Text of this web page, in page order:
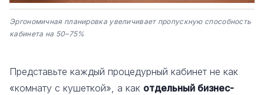
Эргономичная планировка увеличивает пропускную способность
кабинета на 50–75%
Представьте каждый процедурный кабинет не как
«комнату с кушеткой», а как отдельный бизнес-